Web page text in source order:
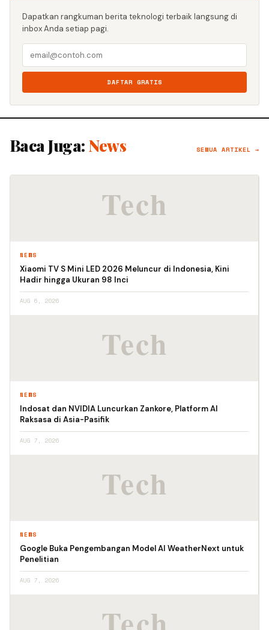
Dapatkan rangkuman berita teknologi terbaik langsung di
inbox Anda setiap pagi.
DAFTAR GRATIS
Baca Juga: News SEMUA ARTIKEL →
NEWS
Xiaomi TV S Mini LED 2026 Meluncur di Indonesia, Kini
Hadir hingga Ukuran 98 Inci
AUG 6, 2026
NEWS
Indosat dan NVIDIA Luncurkan Zankore, Platform AI
Raksasa di Asia-Pasifik
AUG 7, 2026
NEWS
Google Buka Pengembangan Model AI WeatherNext untuk
Penelitian
AUG 7, 2026